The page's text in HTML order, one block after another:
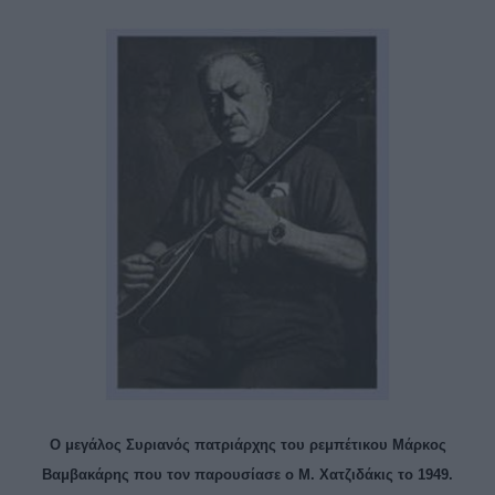
Ο μεγάλος Συριανός πατριάρχης του ρεμπέτικου Μάρκος
Βαμβακάρης που τον παρουσίασε ο Μ. Χατζιδάκις το 1949.